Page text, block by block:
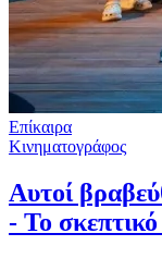
Επίκαιρα
Κινηματογράφος
Αυτοί
- Το